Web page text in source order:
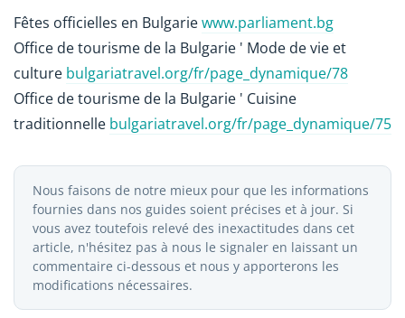
Fêtes officielles en Bulgariewww.parliament.bg
Office de tourisme de la Bulgarie ' Mode de vie et
culture bulgariatravel.org/fr/page_dynamique/78
Office de tourisme de la Bulgarie ' Cuisine
traditionnelle bulgariatravel.org/fr/page_dynamique/75
Nous faisons de notre mieux pour que les informations
fournies dans nos guides soient précises et à jour. Si
vous avez toutefois relevé des inexactitudes dans cet
article, n'hésitez pas à nous le signaler en laissant un
commentaire ci-dessous et nous y apporterons les
modifications nécessaires.